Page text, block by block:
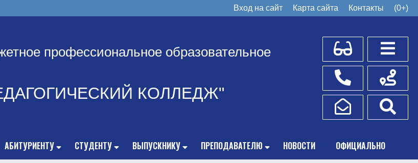
Вход на сайт Карта сайта Контакты (0+)
профессиональное образовательное
КОЛЛЕДЖ"
Для слабовидящих
Телефоны
Написать обращение
Схема
АБИТУРИЕНТУ СТУДЕНТУ ВЫПУСКНИКУ ПРЕПОДАВАТЕЛЮ НОВОСТИ ОФИЦИАЛЬНО